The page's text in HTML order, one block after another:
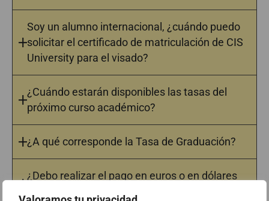
Soy un alumno internacional, ¿cuándo puedo
solicitar el certificado de matriculación de CIS
University para el visado?
¿Cuándo estarán disponibles las tasas del
próximo curso académico?
¿A qué corresponde la Tasa de Graduación?
¿Debo realizar el pago en euros o en dólares